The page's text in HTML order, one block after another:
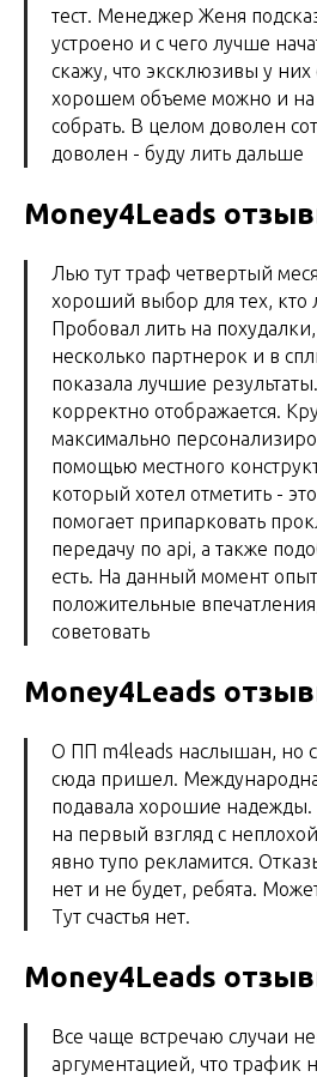
тест. Менеджер Женя
устроено и с чего лучше
скажу, что эксклюзивы у
хорошем объеме можно и на
собрать. В целом доволен
доволен - буду лить дальше
Money4Leads
Лью тут траф четвертый
хороший выбор для тех, кто
Пробовал лить на
несколько партнерок и в
показала лучшие
корректно отображается.
максимально
помощью местного
который хотел отметить -
помогает припарковать
передачу по api, а также
есть. На данный момент
положительные
советовать
Money4Leads
О ПП m4leads наслышан, но
сюда пришел.
подавала хорошие надежды.
на первый взгляд с
явно тупо рекламится.
нет и не будет, ребята.
Тут счастья нет.
Money4Leads
Все чаще встречаю случаи
аргументацией, что трафик